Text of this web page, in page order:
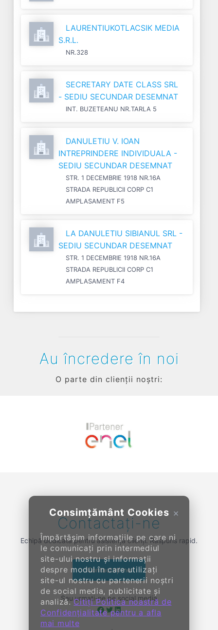
LAURENTIUKOTLACSIK MEDIA
S.R.L.
NR.328
SECRETARY DATE CLASS SRL
- SEDIU SECUNDAR DESEMNAT
INT. BUZETEANU NR.TARLA 5
DANULETIU V. IOAN
INTREPRINDERE INDIVIDUALA -
SEDIU SECUNDAR DESEMNAT
STR. 1 DECEMBRIE 1918 NR.16A
STRADA REPUBLICII CORP C1
AMPLASAMENT F5
LA DANULETIU SIBIANUL SRL -
SEDIU SECUNDAR DESEMNAT
STR. 1 DECEMBRIE 1918 NR.16A
STRADA REPUBLICII CORP C1
AMPLASAMENT F4
×
Consimțământ Cookies
Împărtășim informațiile pe care ni
le comunicați prin intermediul
site-ului nostru și informații
despre modul în care utilizați
site-ul nostru cu partenerii noștri
de social media, publicitate și
analiză.Citiți Politica noastră de
Confidențialitate pentru a afla
mai multe
Au încredere în noi
O parte din clienții noștri:
Contactați-ne
Echipă dedicată pentru asistență clienți. Răspuns rapid.
Contactați-ne
Sau urmați-ne pe social media